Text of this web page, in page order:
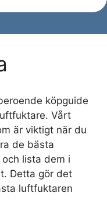
köpguide
Vårt
är viktigt när du
de bästa
lista dem i
Detta gör det
luftfuktaren